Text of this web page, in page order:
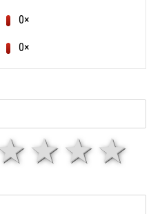
0×
0×
4
3
2 hvězdy
1 hvězda